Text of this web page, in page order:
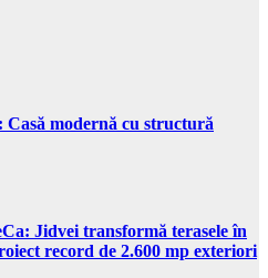
modernă cu structură
Jidvei transformă terasele în
record de 2.600 mp exteriori